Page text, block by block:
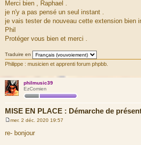
s
s
g
e
Merci bien , Raphael .
je n'y a pas pensé un seul instant .
je vais tester de nouveau cette extension bien
Phil
Protéger vous bien et merci .
Traduire en
Philippe : musicien et apprenti forum phpbb.
philmusic39
EzComien
MISE EN PLACE : Démarche de
mer. 2 déc. 2020 19:57
re- bonjour